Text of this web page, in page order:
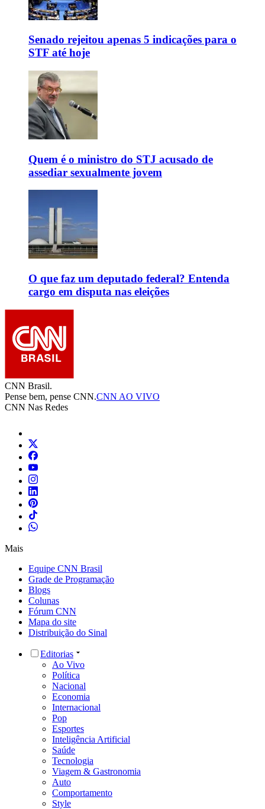
Senado rejeitou apenas 5 indicações para o
STF até hoje
Quem é o ministro do STJ acusado de
assediar sexualmente jovem
O que faz um deputado federal? Entenda
cargo em disputa nas eleições
CNN Brasil.
Pense bem, pense CNN.CNN AO VIVO
CNN Nas Redes
Mais
Equipe CNN Brasil
Grade de Programação
Blogs
Colunas
Fórum CNN
Mapa do site
Distribuição do Sinal
Editorias
Ao Vivo
Política
Nacional
Economia
Internacional
Pop
Esportes
Inteligência Artificial
Saúde
Tecnologia
Viagem & Gastronomia
Auto
Comportamento
Style